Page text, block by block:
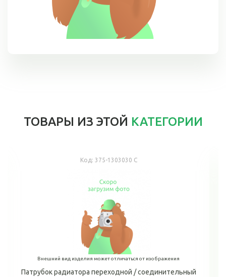
ТОВАРЫ ИЗ ЭТОЙ КАТЕГОРИИ
Код: 375-1303030 С
Внешний вид изделия может отличаться от изображения
Патрубок радиатора переходной / соединительный